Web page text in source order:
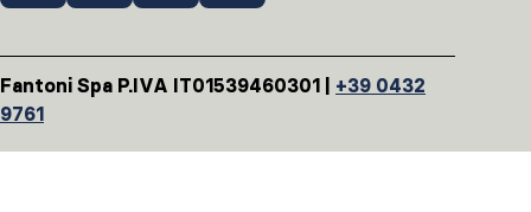
Fantoni Spa P.IVA IT01539460301 | +39 0432
9761